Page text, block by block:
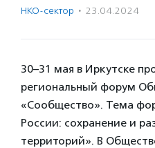
НКО-сектор · 23.04.2024
30–31 мая в Иркутске
региональный форум
«Сообщество». Тема
России: сохранение и
территорий». В